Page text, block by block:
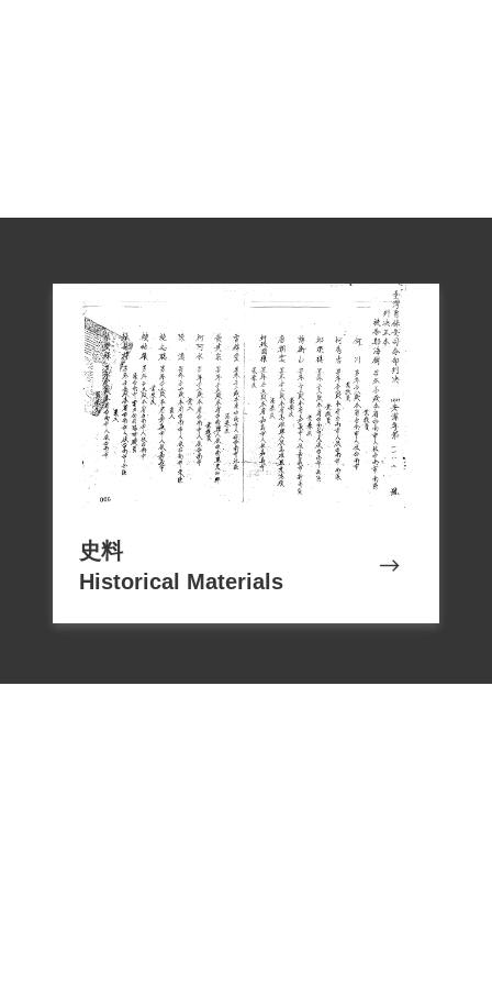
嗣。1999年其兄鄭仙池向補償基金會申請
補償，經2000年8月4日第二屆第九次會議
通過，予以補償。2018年10月4日，促轉會
撤銷其有罪判決公告。
史料
Historical Materials